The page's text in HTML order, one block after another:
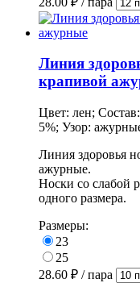
Линия
крапивой
Цвет: лен;
5%; Узор:
Линия здоровья
ажурные.
Носки со слабой
одного размера.
Размеры:
23
25
28.60 ₽ / пара